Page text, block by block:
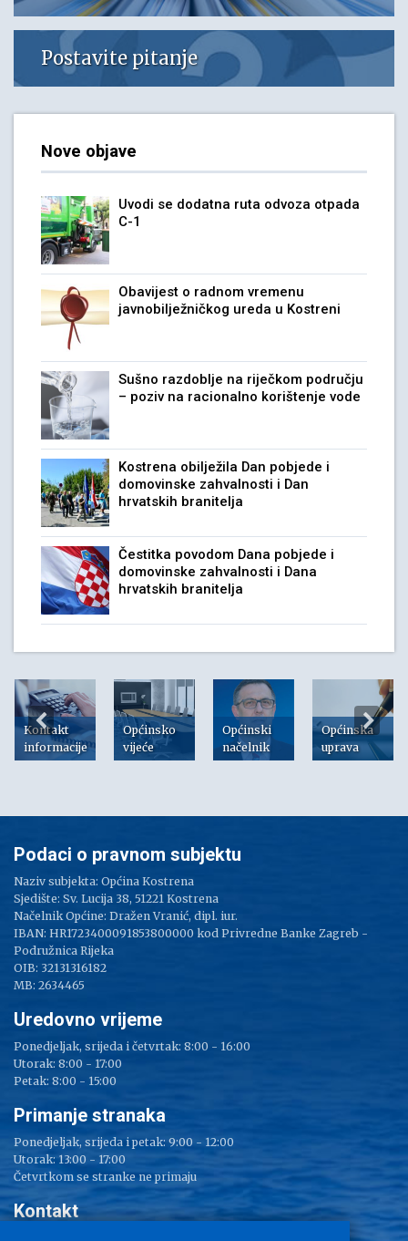
Postavite pitanje
Nove objave
Uvodi se dodatna ruta odvoza otpada
C-1
Obavijest o radnom vremenu
javnobilježničkog ureda u Kostreni
Sušno razdoblje na riječkom području
– poziv na racionalno korištenje vode
Kostrena obilježila Dan pobjede i
domovinske zahvalnosti i Dan
hrvatskih branitelja
Čestitka povodom Dana pobjede i
domovinske zahvalnosti i Dana
hrvatskih branitelja
Kontakt
informacije
Općinsko
vijeće
Općinski
načelnik
Općinska
uprava
Podaci o pravnom subjektu
Naziv subjekta: Općina Kostrena
Sjedište: Sv. Lucija 38, 51221 Kostrena
Načelnik Općine: Dražen Vranić, dipl. iur.
IBAN: HR1723400091853800000 kod Privredne Banke Zagreb -
Podružnica Rijeka
OIB: 32131316182
MB: 2634465
Uredovno vrijeme
Ponedjeljak, srijeda i četvrtak: 8:00 - 16:00
Utorak: 8:00 - 17:00
Petak: 8:00 - 15:00
Primanje stranaka
Ponedjeljak, srijeda i petak: 9:00 - 12:00
Utorak: 13:00 - 17:00
Četvrtkom se stranke ne primaju
Kontakt